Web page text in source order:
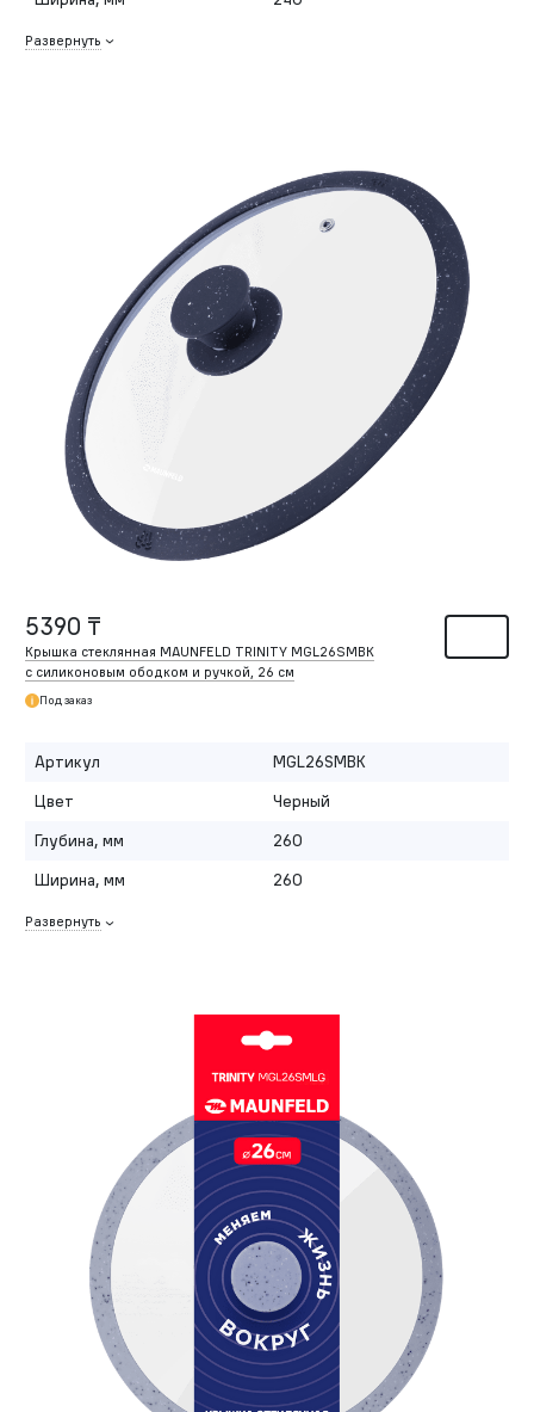
Развернуть
5390 ₸
Крышка стеклянная MAUNFELD TRINITY MGL26SMBK
с силиконовым ободком и ручкой, 26 см
Под заказ
Артикул
MGL26SMBK
Цвет
Черный
Глубина, мм
260
Ширина, мм
260
Развернуть